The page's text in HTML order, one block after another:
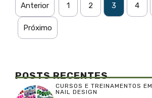
Anterior 1 2 3 4
Próximo
POSTS RECENTES
CURSOS E TREINAMENTOS EM
NAIL DESIGN